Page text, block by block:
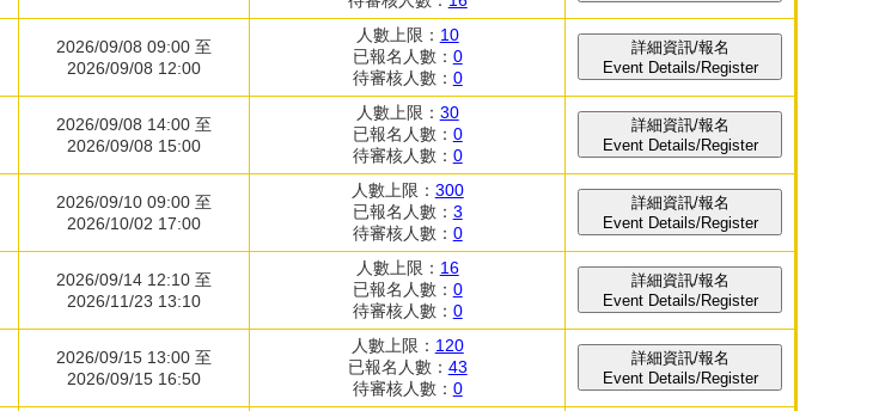
2026/09/08 09:00 至
2026/09/08 12:00
人數上限： 10
已報名人數： 0
待審核人數： 0
詳細資訊/報名
Event Details/Register
2026/09/08 14:00 至
2026/09/08 15:00
人數上限： 30
已報名人數： 0
待審核人數： 0
詳細資訊/報名
Event Details/Register
2026/09/10 09:00 至
2026/10/02 17:00
人數上限： 300
已報名人數： 3
待審核人數： 0
詳細資訊/報名
Event Details/Register
2026/09/14 12:10 至
2026/11/23 13:10
人數上限： 16
已報名人數： 0
待審核人數： 0
詳細資訊/報名
Event Details/Register
2026/09/15 13:00 至
2026/09/15 16:50
人數上限： 120
已報名人數： 43
待審核人數： 0
詳細資訊/報名
Event Details/Register